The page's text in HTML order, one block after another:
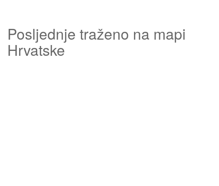
Posljednje traženo na mapi
Hrvatske